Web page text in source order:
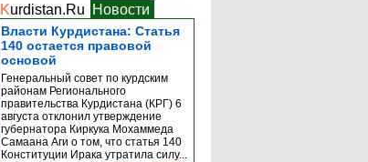
Kurdistan.Ru Новости
Власти Курдистана: Статья
140 остается правовой
основой
Генеральный совет по курдским
районам Регионального
правительства Курдистана (КРГ) 6
августа отклонил утверждение
губернатора Киркука Мохаммеда
Самаана Аги о том, что статья 140
Конституции Ирака утратила силу...